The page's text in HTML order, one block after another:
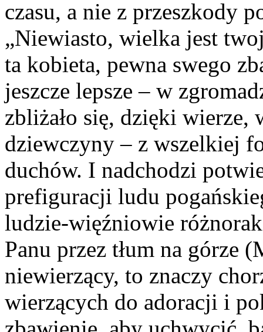
czasu, a nie z przeszkody
„Niewiasto, wielka jest
ta kobieta, pewna swego
jeszcze lepsze – w
zbliżało się, dzięki wierze,
dziewczyny – z wszelkiej
duchów. I nadchodzi
prefiguracji ludu
ludzie-więźniowie
Panu przez tłum na górze
niewierzący, to znaczy
wierzących do adoracji i